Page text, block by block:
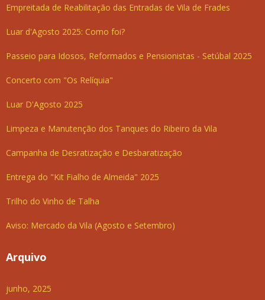
Empreitada de Reabilitação das Entradas de Vila de Frades
Luar d'Agosto 2025: Como foi?
Passeio para Idosos, Reformados e Pensionistas - Setúbal 2025
Concerto com "Os Relíquia"
Luar D'Agosto 2025
Limpeza e Manutenção dos Tanques do Ribeiro da Vila
Campanha de Desratização e Desbaratização
Entrega do "Kit Fialho de Almeida" 2025
Trilho do Vinho de Talha
Aviso: Mercado da Vila (Agosto e Setembro)
Arquivo
junho, 2025